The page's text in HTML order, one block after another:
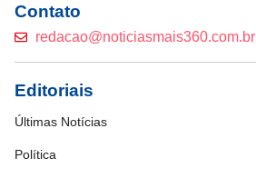
Contato
redacao@noticiasmais360.com.br
Editoriais
Últimas Notícias
Política